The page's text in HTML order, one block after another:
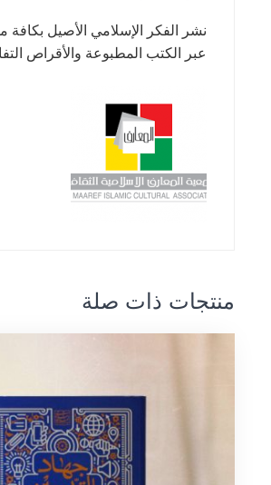
نشر الفكر الإسلامي الأصيل بكافة
عبر الكتب المطبوعة والأقراص
منتجات ذات صلة